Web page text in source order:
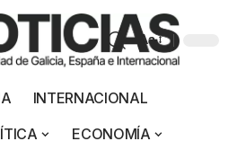
Aa
INTERNACIONAL
ECONOMÍA